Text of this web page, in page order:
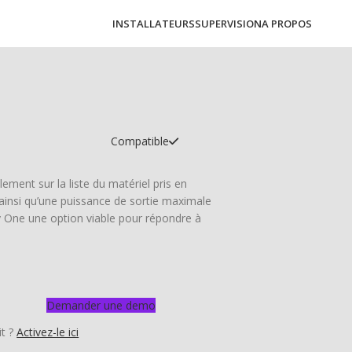
INSTALLATEURSSUPERVISIONA PROPOS
Compatible
sur la liste du matériel pris en
qu’une puissance de sortie maximale
une option viable pour répondre à
Demander une demo
?Activez-le ici